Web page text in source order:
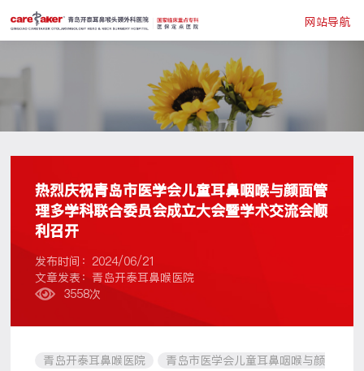
网站导航
热烈庆祝青岛市医学会儿童耳鼻咽喉与颜面管
理多学科联合委员会成立大会暨学术交流会顺
利召开
发布时间：2024/06/21
文章发表：青岛开泰耳鼻喉医院
3558次
青岛开泰耳鼻喉医院
青岛市医学会儿童耳鼻咽喉与颜